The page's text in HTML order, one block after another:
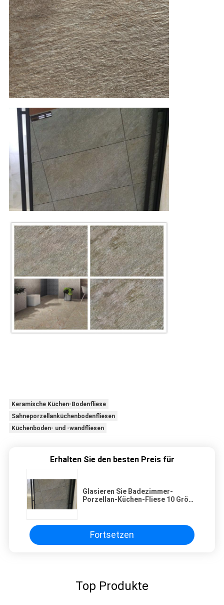
Keramische Küchen-Bodenfliese
Sahneporzellanküchenbodenfliesen
Küchenboden- und -wandfliesen
Erhalten Sie den besten Preis für
Glasieren Sie Badezimmer-
Porzellan-Küchen-Fliese 10 Größe
Fortsetzen
Top Produkte